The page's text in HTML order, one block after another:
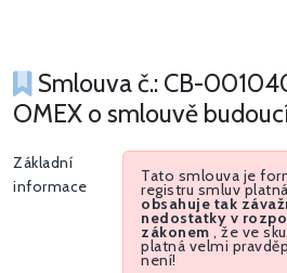
Smlouva č.: CB-
OMEX o smlouvě
Základní
informace
Tato smlouva je
registru smluv
obsahuje tak
nedostatky v
zákonem , že ve
platná velmi
není!